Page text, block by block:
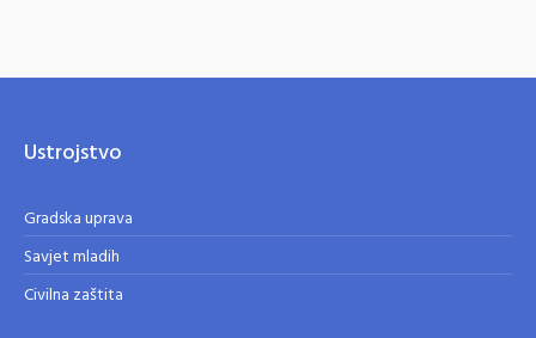
Ustrojstvo
Gradska uprava
Savjet mladih
Civilna zaštita